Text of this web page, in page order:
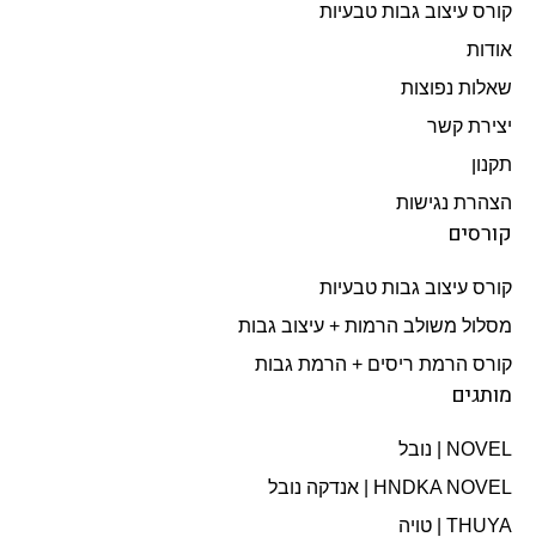
קורס עיצוב גבות טבעיות
אודות
שאלות נפוצות
יצירת קשר
תקנון
הצהרת נגישות
קורסים
קורס עיצוב גבות טבעיות
מסלול משולב הרמות + עיצוב גבות​
קורס הרמת ריסים + הרמת גבות
מותגים
NOVEL | נובל
HNDKA NOVEL | אנדקה נובל
THUYA | טויה